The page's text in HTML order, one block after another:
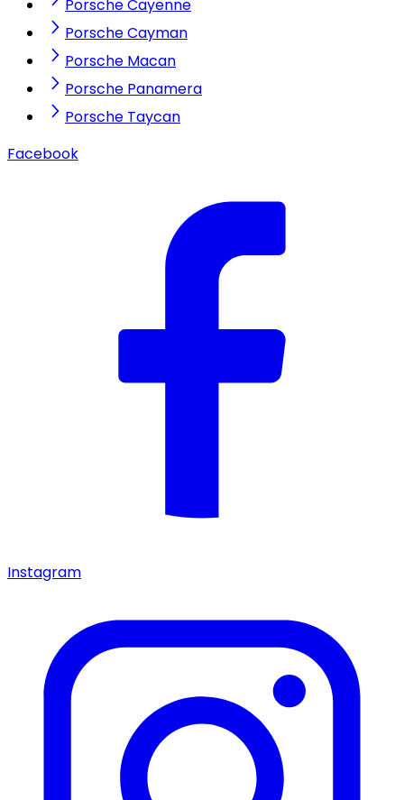
Porsche Cayenne
Porsche Cayman
Porsche Macan
Porsche Panamera
Porsche Taycan
Facebook
Instagram